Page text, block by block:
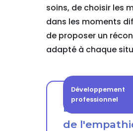
soins, de choisir les
dans les moments
de proposer un
adapté à chaque
Développement
professionnel
Les
de